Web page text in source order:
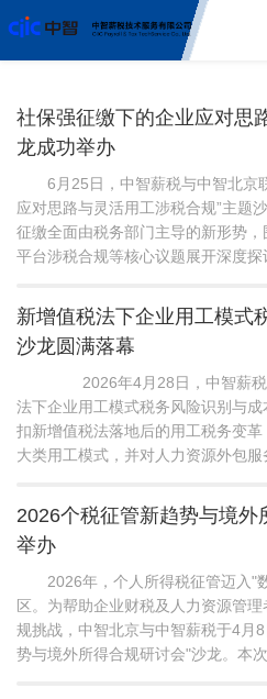
社保强征缴下的企业应对思
龙成功举办
6月25日，中智薪税与中智北京
应对思路与灵活用工涉税合规”主题
征缴全面由税务部门主导的新形势
平台涉税合规等核心议题展开深度探
部高级咨询顾问李琪老师，首先为
的整体形势与政策脉络。结合全国
新增值税法下企业用工模式
沙龙圆满落幕
2026年4月28日，中智薪税与
法下企业用工模式税务风险识别与
扣新增值税法落地后的用工税务变
大类用工模式，并对人力资源外包服
力企业在智慧税务与新法落地的
场，中智薪税高级咨询顾问李琪老师
2026个税征管新趋势与境外
举办
2026年，个人所得税征管迈入"
区。为帮助企业财税及人力资源管
规挑战，中智北京与中智薪税于4月
势与境外所得合规研讨会"沙龙。本